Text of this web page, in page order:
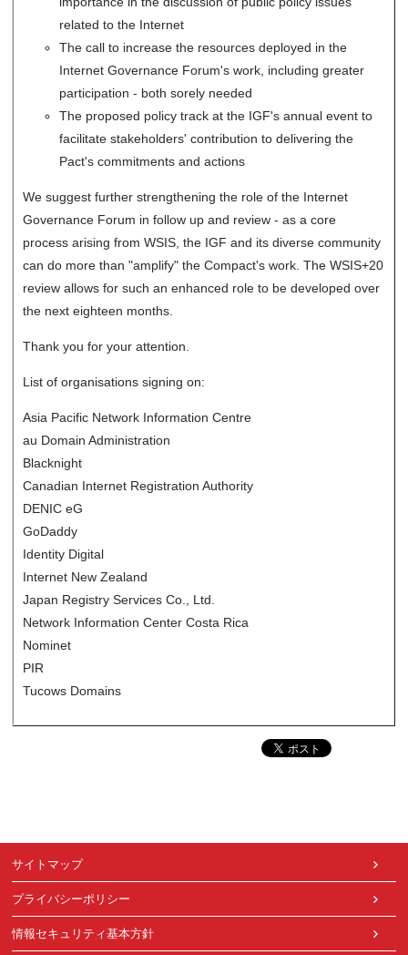
related to the Internet
The call to increase the resources deployed in the
Internet Governance Forum's work, including greater
participation - both sorely needed
The proposed policy track at the IGF's annual event to
facilitate stakeholders' contribution to delivering the
Pact's commitments and actions
We suggest further strengthening the role of the Internet
Governance Forum in follow up and review - as a core
process arising from WSIS, the IGF and its diverse community
can do more than "amplify" the Compact's work. The WSIS+20
review allows for such an enhanced role to be developed over
the next eighteen months.
Thank you for your attention.
List of organisations signing on:
Asia Pacific Network Information Centre
au Domain Administration
Blacknight
Canadian Internet Registration Authority
DENIC eG
GoDaddy
Identity Digital
Internet New Zealand
Japan Registry Services Co., Ltd.
Network Information Center Costa Rica
Nominet
PIR
Tucows Domains
サイトマップ
プライバシーポリシー
情報セキュリティ基本方針